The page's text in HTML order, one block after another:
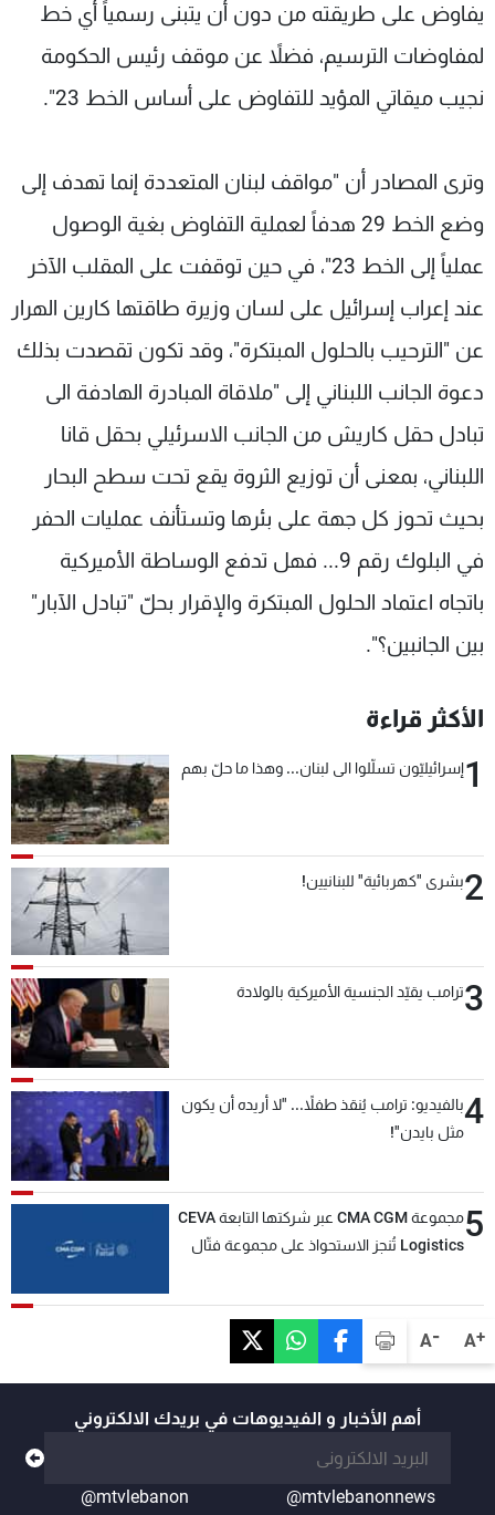
A+
A-
يفاوض على طريقته من دون أن يتبنى رسمياً أي خط
لمفاوضات الترسيم، فضلاً عن موقف رئيس الحكومة
نجيب ميقاتي المؤيد للتفاوض على أساس الخط 23".
وترى المصادر أن "مواقف لبنان المتعددة إنما تهدف إلى
وضع الخط 29 هدفاً لعملية التفاوض بغية الوصول
عملياً إلى الخط 23"، في حين توقفت على المقلب الآخر
عند إعراب إسرائيل على لسان وزيرة طاقتها كارين الهرار
عن "الترحيب بالحلول المبتكرة"، وقد تكون تقصدت بذلك
دعوة الجانب اللبناني إلى "ملاقاة المبادرة الهادفة الى
تبادل حقل كاريش من الجانب الاسرئيلي بحقل قانا
اللبناني، بمعنى أن توزيع الثروة يقع تحت سطح البحار
بحيث تحوز كل جهة على بئرها وتستأنف عمليات الحفر
في البلوك رقم 9... فهل تدفع الوساطة الأميركية
باتجاه اعتماد الحلول المبتكرة والإقرار بحلّ "تبادل الآبار"
بين الجانبين؟".
الأكثر قراءة
1إسرائيليّون تسلّلوا الى لبنان... وهذا ما حلّ بهم
2بشرى "كهربائية" للبنانيين!
3ترامب يقيّد الجنسية الأميركية بالولادة
4بالفيديو: ترامب يُنقذ طفلاً... "لا أريده أن يكون
مثل بايدن"!
5
مجموعة CMA CGM عبر شركتها التابعة CEVA
Logistics تُنجز الاستحواذ على مجموعة فتّال
أهم الأخبار و الفيديوهات في بريدك الالكتروني
@mtvlebanonnews
@mtvlebanon